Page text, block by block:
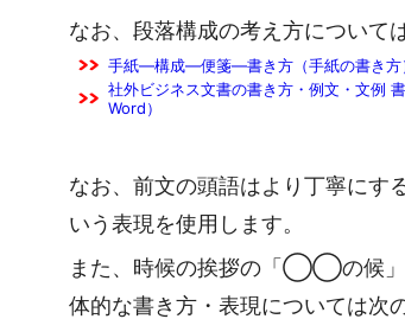
なお、段落構成の考え方について
手紙―構成―便箋―書き方（手紙の書き方
社外ビジネス文書の書き方・例文・文例
Word）
なお、前文の頭語はより丁寧にす
いう表現を使用します。
また、時候の挨拶の「◯◯の候」
体的な書き方・表現については次